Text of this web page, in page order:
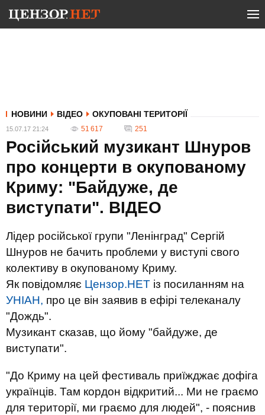
НОВИНИ ВІДЕО ОКУПОВАНІ ТЕРИТОРІЇ
15.07.17 21:24 51 617 251
Російський музикант Шнуров
про концерти в окупованому
Криму: "Байдуже, де
виступати". ВІДЕО
Лідер російської групи "Ленінград" Сергій
Шнуров не бачить проблеми у виступі свого
колективу в окупованому Криму.
Як повідомляє Цензор.НЕТ із посиланням на
УНІАН, про це він заявив в ефірі телеканалу
"Дождь".
Музикант сказав, що йому "байдуже, де
виступати".
"До Криму на цей фестиваль приїжджає дофіга
українців. Там кордон відкритий... Ми не граємо
для території, ми граємо для людей", - пояснив